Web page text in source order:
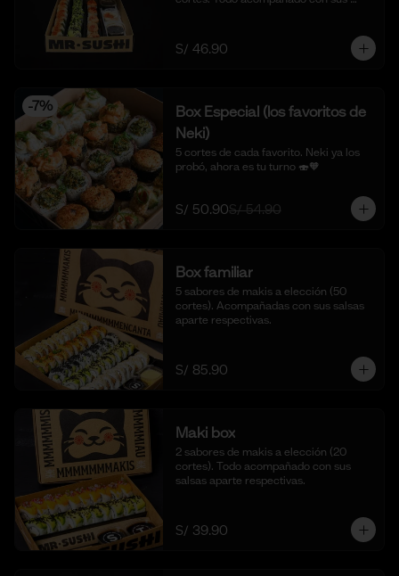
S/ 46.90
-7%
Box Especial (los favoritos de
Neki)
5 cortes de cada favorito. Neki ya los
probó, ahora es tu turno 🍣🧡
S/ 50.90S/ 54.90
Box familiar
5 sabores de makis a elección (50
cortes). Acompañadas con sus salsas
aparte respectivas.
S/ 85.90
Maki box
2 sabores de makis a elección (20
cortes). Todo acompañado con sus
salsas aparte respectivas.
S/ 39.90